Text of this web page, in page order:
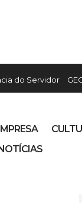
do Servidor
NOTÍCIAS